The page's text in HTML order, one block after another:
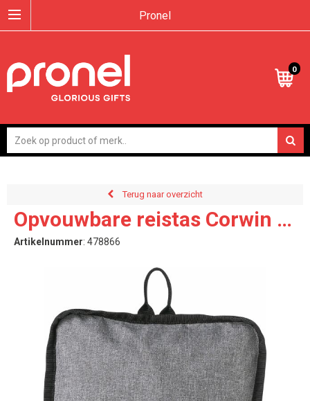
Pronel
0
Terug naar overzicht
Opvouwbare reistas Corwin |
20 l
Artikelnummer: 478866